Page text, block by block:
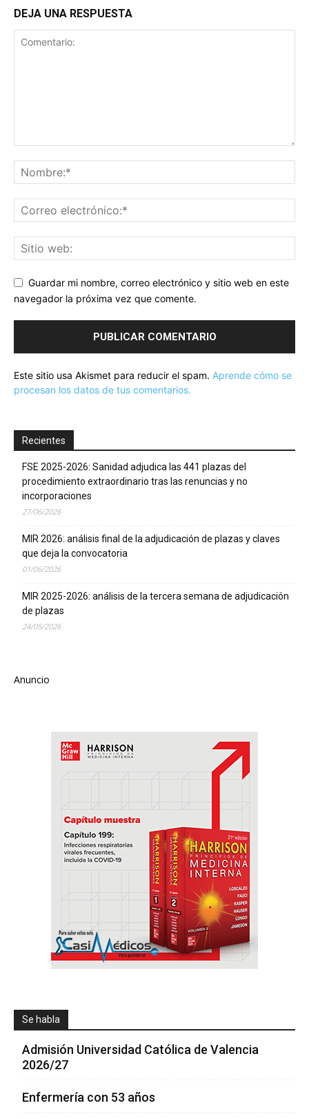
DEJA UNA RESPUESTA
Guardar mi nombre, correo electrónico y sitio web en este
navegador la próxima vez que comente.
Este sitio usa Akismet para reducir el spam. Aprende cómo se
procesan los datos de tus comentarios.
Recientes
FSE 2025-2026: Sanidad adjudica las 441 plazas del
procedimiento extraordinario tras las renuncias y no
incorporaciones
27/06/2026
MIR 2026: análisis final de la adjudicación de plazas y claves
que deja la convocatoria
01/06/2026
MIR 2025-2026: análisis de la tercera semana de adjudicación
de plazas
24/05/2026
Anuncio
Se habla
Admisión Universidad Católica de Valencia
2026/27
Enfermería con 53 años